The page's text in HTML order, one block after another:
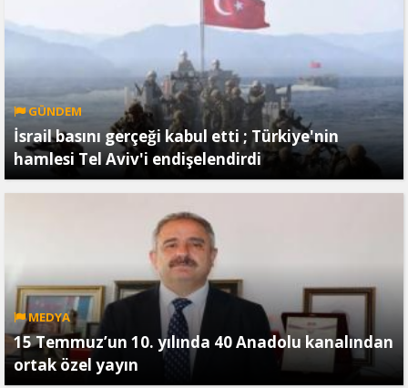
GÜNDEM
İsrail basını gerçeği kabul etti ; Türkiye'nin
hamlesi Tel Aviv'i endişelendirdi
MEDYA
15 Temmuz’un 10. yılında 40 Anadolu kanalından
ortak özel yayın